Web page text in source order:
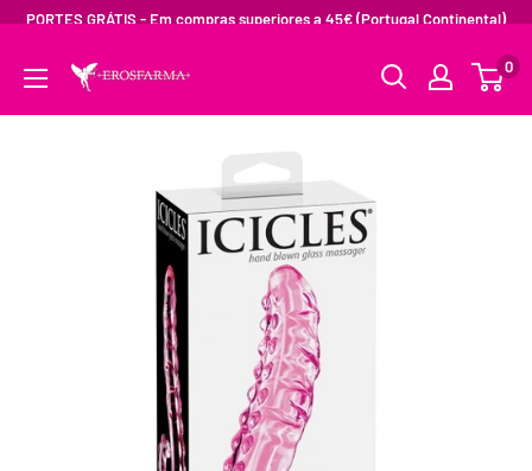
PORTES GRÁTIS - Em compras superiores a 45€ (Portugal Continental)
0